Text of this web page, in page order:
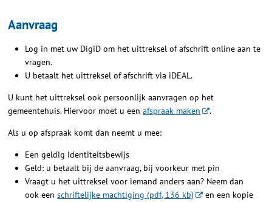
Aanvraag
Log in met uw DigiD om het uittreksel of afschrift online aan te
vragen.
U betaalt het uittreksel of afschrift via iDEAL.
U kunt het uittreksel ook persoonlijk aanvragen op het
gemeentehuis. Hiervoor moet u eenafspraak maken
.
Als u op afspraak komt dan neemt u mee:
Een geldig identiteitsbewijs
Geld: u betaalt bij de aanvraag, bij voorkeur met pin
Vraagt u het uittreksel voor iemand anders aan? Neem dan
ook eenschriftelijke machtiging (pdf, 136 kb)
en een kopie